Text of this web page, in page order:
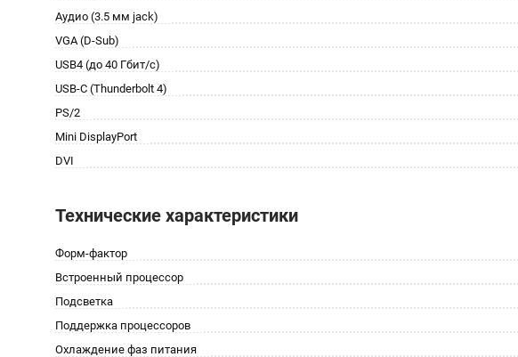
Аудио (3.5 мм jack)
VGA (D-Sub)
USB4 (до 40 Гбит/с)
USB-C (Thunderbolt 4)
PS/2
Mini DisplayPort
DVI
Технические характеристики
Форм-фактор
Встроенный процессор
Подсветка
Поддержка процессоров
Охлаждение фаз питания